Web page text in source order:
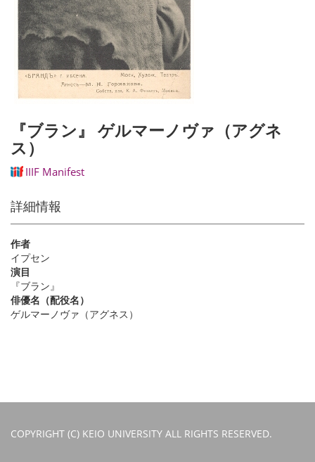
『ブラン』 ゲルマーノヴァ（アグネ
ス）
IIIF Manifest
詳細情報
作者
イプセン
演目
『ブラン』
俳優名（配役名）
ゲルマーノヴァ（アグネス）
COPYRIGHT (C) KEIO UNIVERSITY ALL RIGHTS RESERVED.